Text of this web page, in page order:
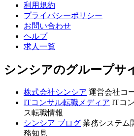
利用規約
プライバシーポリシー
お問い合わせ
ヘルプ
求人一覧
シンシアのグループサ
株式会社シンシア 運営会社コ
ITコンサル転職メディア ITコ
ス転職情報
シンシア ブログ 業務システム
務知見